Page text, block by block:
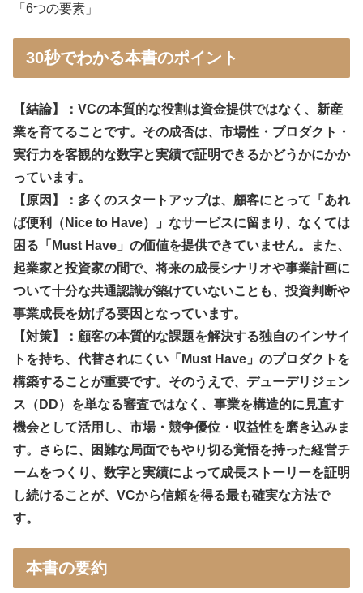
「6つの要素」
30秒でわかる本書のポイント
【結論】：VCの本質的な役割は資金提供ではなく、新産
業を育てることです。その成否は、市場性・プロダクト・
実行力を客観的な数字と実績で証明できるかどうかにかか
っています。
【原因】：多くのスタートアップは、顧客にとって「あれ
ば便利（Nice to Have）」なサービスに留まり、なくては
困る「Must Have」の価値を提供できていません。また、
起業家と投資家の間で、将来の成長シナリオや事業計画に
ついて十分な共通認識が築けていないことも、投資判断や
事業成長を妨げる要因となっています。
【対策】：顧客の本質的な課題を解決する独自のインサイ
トを持ち、代替されにくい「Must Have」のプロダクトを
構築することが重要です。そのうえで、デューデリジェン
ス（DD）を単なる審査ではなく、事業を構造的に見直す
機会として活用し、市場・競争優位・収益性を磨き込みま
す。さらに、困難な局面でもやり切る覚悟を持った経営チ
ームをつくり、数字と実績によって成長ストーリーを証明
し続けることが、VCから信頼を得る最も確実な方法で
す。
本書の要約